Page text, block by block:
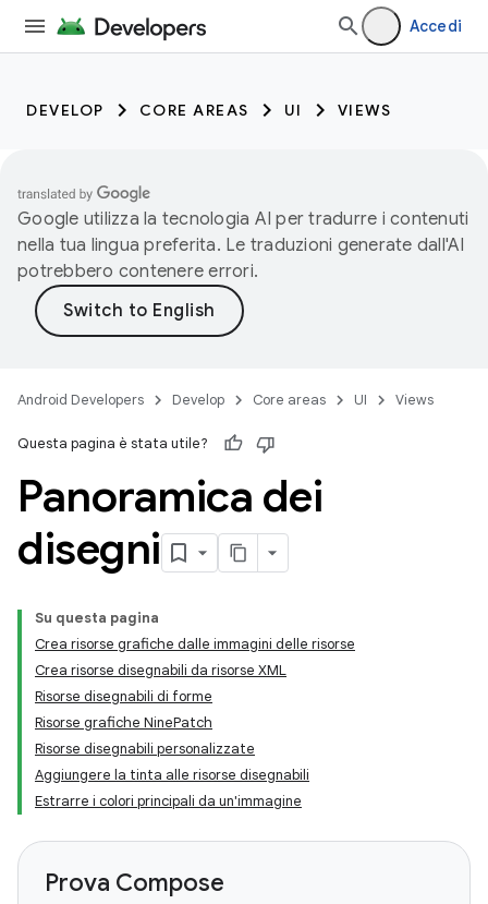
Accedi
DEVELOP CORE AREAS UI VIEWS
Google utilizza la tecnologia AI per tradurre i contenuti
nella tua lingua preferita. Le traduzioni generate dall'AI
potrebbero contenere errori.
Android Developers Develop Core areas UI Views
Questa pagina è stata utile?
Panoramica dei
disegni
Su questa pagina
Crea risorse grafiche dalle immagini delle risorse
Crea risorse disegnabili da risorse XML
Risorse disegnabili di forme
Risorse grafiche NinePatch
Risorse disegnabili personalizzate
Aggiungere la tinta alle risorse disegnabili
Estrarre i colori principali da un'immagine
Prova Compose